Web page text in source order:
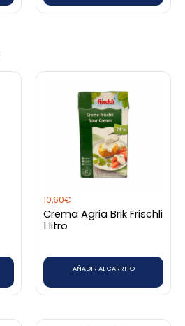
10,60€
Crema Agria Brik Frischli
1 litro
AÑADIR AL CARRITO